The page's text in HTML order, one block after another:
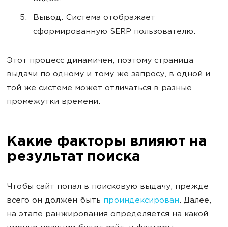
Вывод. Система отображает
сформированную SERP пользователю.
Этот процесс динамичен, поэтому страница
выдачи по одному и тому же запросу, в одной и
той же системе может отличаться в разные
промежутки времени.
Какие факторы влияют на
результат поиска
Чтобы сайт попал в поисковую выдачу, прежде
всего он должен быть проиндексирован. Далее,
на этапе ранжирования определяется на какой